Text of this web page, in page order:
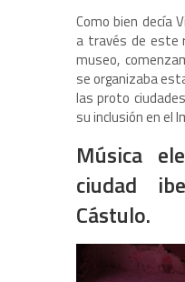
Como bien decía
a través de este
museo,
se organizaba
las proto
su inclusión en el
Música
ciudad
Cástulo.